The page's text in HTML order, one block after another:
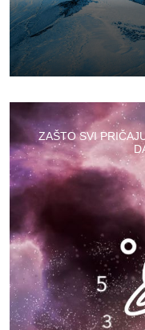
ZAŠTO SVI